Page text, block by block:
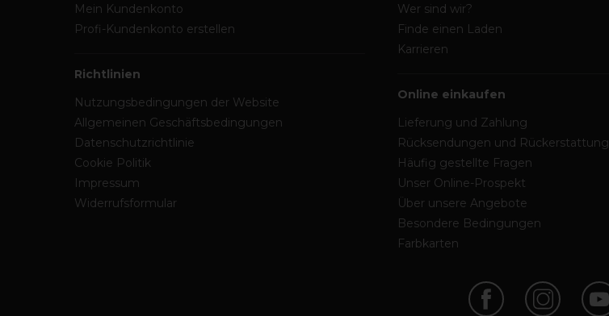
Mein Kundenkonto
Profi-Kundenkonto erstellen
Richtlinien
Nutzungsbedingungen der Website
Allgemeinen Geschäftsbedingungen
Datenschutzrichtlinie
Cookie Politik
Impressum
Widerrufsformular
Wer sind wir?
Finde einen Laden
Karrieren
Online einkaufen
Lieferung und Zahlung
Rücksendungen und Rückerstattung
Häufig gestellte Fragen
Unser Online-Prospekt
Über unsere Angebote
Besondere Bedingungen
Farbkarten